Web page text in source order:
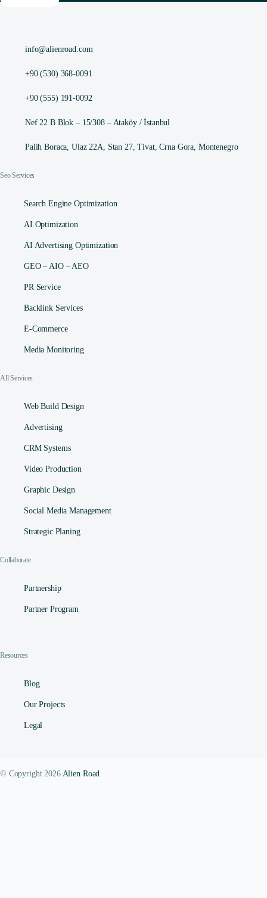
info@alienroad.com
+90 (530) 368-0091
+90 (555) 191-0092
Nef 22 B Blok – 15/308 – Ataköy / İstanbul
Palih Boraca, Ulaz 22A, Stan 27, Tivat, Crna Gora, Montenegro
Seo Services
Search Engine Optimization
AI Optimization
AI Advertising Optimization
GEO – AIO – AEO
PR Service
Backlink Services
E-Commerce
Media Monitoring
All Services
Web Build Design
Advertising
CRM Systems
Video Production
Graphic Design
Social Media Management​
Strategic Planing
Collaborate
Partnership
Partner Program
Resources
Blog
Our Projects
Legal
© Copyright 2026 Alien Road